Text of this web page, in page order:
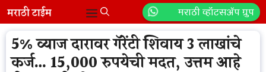
Skip
to
content
मराठी व्हॉटसॲप ग्रुप
Menu
5% व्याज दारावर गॅरेंटी शिवाय 3 लाखांचे
कर्ज… 15,000 रुपयेची मदत, उत्तम आहे